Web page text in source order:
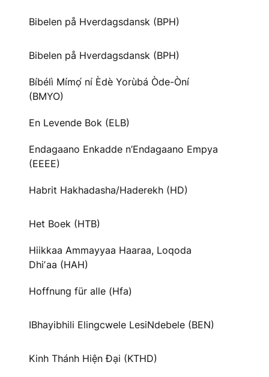
Bibelen på Hverdagsdansk (BPH)
Bibelen på Hverdagsdansk (BPH)
Bíbélì Mímọ́ ní Èdè Yorùbá Òde-Òní
(BMYO)
En Levende Bok (ELB)
Endagaano Enkadde n’Endagaano Empya
(EEEE)
Habrit Hakhadasha/Haderekh (HD)
Het Boek (HTB)
Hiikkaa Ammayyaa Haaraa, Loqoda
Dhiʼaa (HAH)
Hoffnung für alle (Hfa)
IBhayibhili Elingcwele LesiNdebele (BEN)
Kinh Thánh Hiện Đại (KTHD)